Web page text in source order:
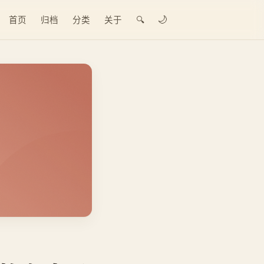
首页 归档 分类 关于 🔍 🌙